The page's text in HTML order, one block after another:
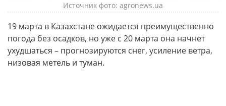
Источник фото: agronews.ua
19 марта в Казахстане ожидается преимущественно
погода без осадков, но уже с 20 марта она начнет
ухудшаться – прогнозируются снег, усиление ветра,
низовая метель и туман.